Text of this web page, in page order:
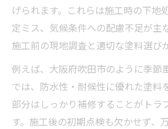
げられます。これらは施工時の下地
定ミス、気候条件への配慮不足が主
施工前の現地調査と適切な塗料選び
例えば、大阪府吹田市のように季節
では、防水性・耐候性に優れた塗料
部分はしっかり補修することがトラ
す。施工後の初期点検も欠かせず、